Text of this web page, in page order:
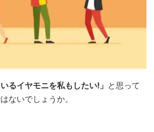
るイヤモニを私もしたい!」 と思って
ないでしょうか。